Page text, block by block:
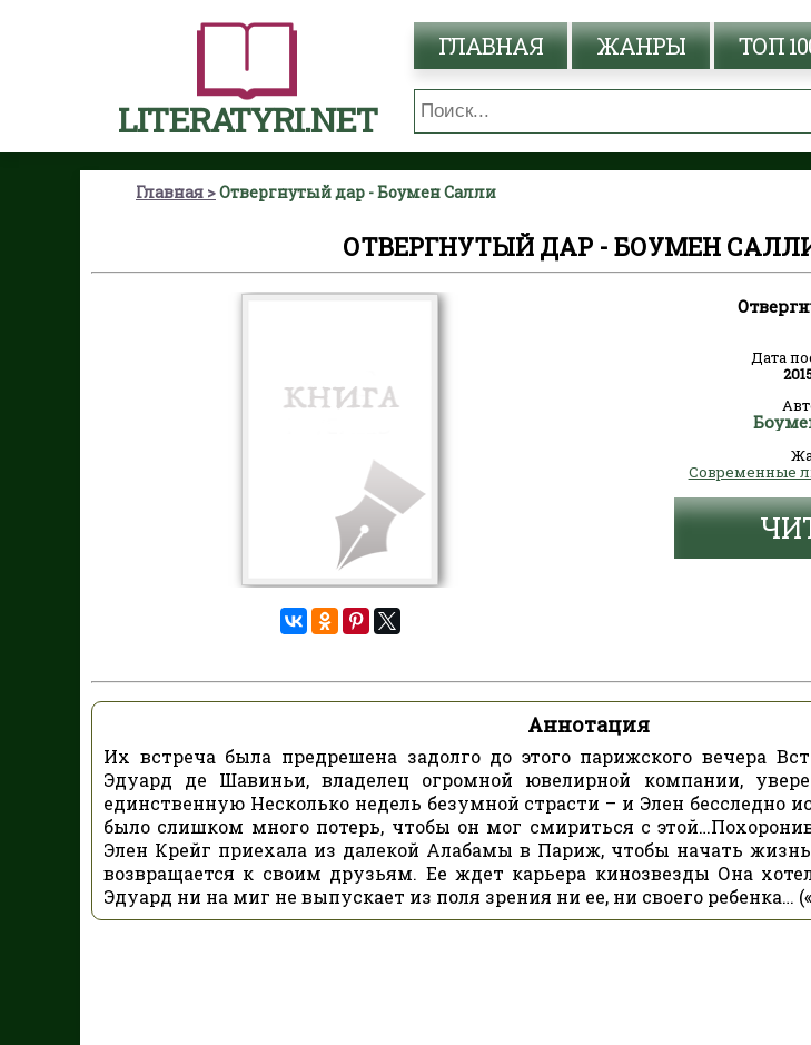
LITERATYRI.NET
ГЛАВНАЯ ЖАНРЫ ТОП
Главная Отвергнутый дар - Боумен Салли
ОТВЕРГНУТЫЙ ДАР - БОУМЕН
Дата
Современные
Аннотация
Их встреча была предрешена задолго до этого парижского вечера
Эдуард де Шавиньи, владелец огромной ювелирной компании,
единственную Несколько недель безумной страсти – и Элен бесследно
было слишком много потерь, чтобы он мог смириться с
Элен Крейг приехала из далекой Алабамы в Париж, чтобы начать жизнь
возвращается к своим друзьям. Ее ждет карьера кинозвезды Она
Эдуард ни на миг не выпускает из поля зрения ни ее, ни своего ребенка…